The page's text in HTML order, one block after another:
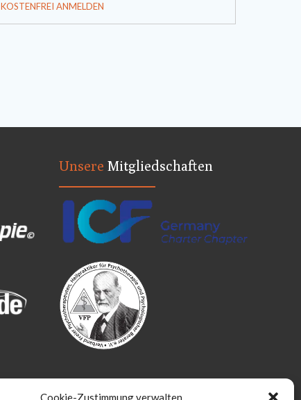
Cookie-Zustimmung verwalten
KOSTENFREI ANMELDEN
Unsere Mitgliedschaften